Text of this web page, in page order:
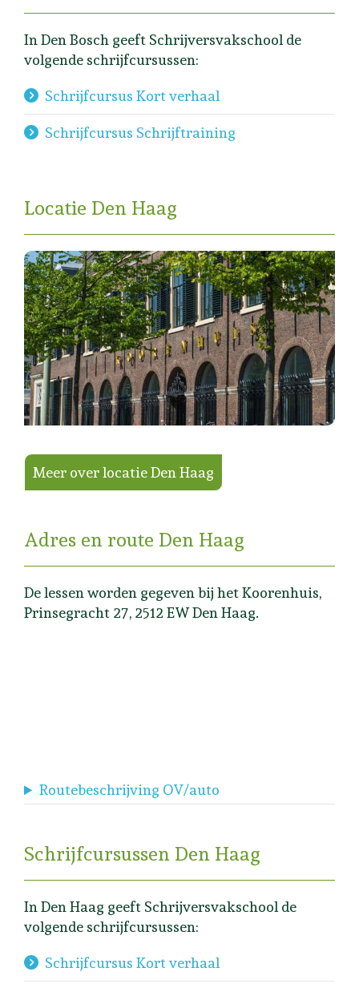
In Den Bosch geeft Schrijversvakschool de
volgende schrijfcursussen:
Schrijfcursus Kort verhaal
Schrijfcursus Schrijftraining
Locatie Den Haag
Meer over locatie Den Haag
Adres en route Den Haag
De lessen worden gegeven bij het Koorenhuis,
Prinsegracht 27, 2512 EW Den Haag.
Routebeschrijving OV/auto
Schrijfcursussen Den Haag
In Den Haag geeft Schrijversvakschool de
volgende schrijfcursussen:
Schrijfcursus Kort verhaal